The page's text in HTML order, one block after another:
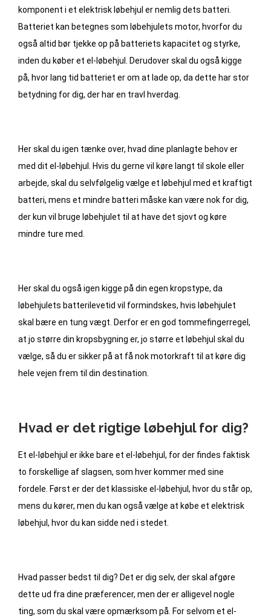
komponent i et elektrisk løbehjul er nemlig dets batteri.
Batteriet kan betegnes som løbehjulets motor, hvorfor du
også altid bør tjekke op på batteriets kapacitet og styrke,
inden du køber et el-løbehjul. Derudover skal du også kigge
på, hvor lang tid batteriet er om at lade op, da dette har stor
betydning for dig, der har en travl hverdag.
Her skal du igen tænke over, hvad dine planlagte behov er
med dit el-løbehjul. Hvis du gerne vil køre langt til skole eller
arbejde, skal du selvfølgelig vælge et løbehjul med et kraftigt
batteri, mens et mindre batteri måske kan være nok for dig,
der kun vil bruge løbehjulet til at have det sjovt og køre
mindre ture med.
Her skal du også igen kigge på din egen kropstype, da
løbehjulets batterilevetid vil formindskes, hvis løbehjulet
skal bære en tung vægt. Derfor er en god tommefingerregel,
at jo større din kropsbygning er, jo større et løbehjul skal du
vælge, så du er sikker på at få nok motorkraft til at køre dig
hele vejen frem til din destination.
Hvad er det rigtige løbehjul for dig?
Et el-løbehjul er ikke bare et el-løbehjul, for der findes faktisk
to forskellige af slagsen, som hver kommer med sine
fordele. Først er der det klassiske el-løbehjul, hvor du står op,
mens du kører, men du kan også vælge at købe et elektrisk
løbehjul, hvor du kan sidde ned i stedet.
Hvad passer bedst til dig? Det er dig selv, der skal afgøre
dette ud fra dine præferencer, men der er alligevel nogle
ting, som du skal være opmærksom på. For selvom et el-